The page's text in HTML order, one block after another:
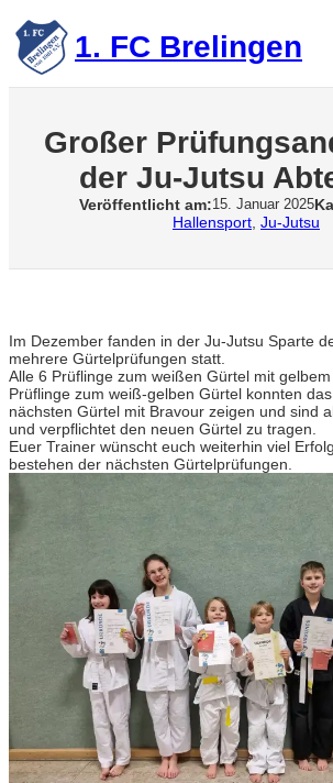
Zum
Inhalt
springen 1. FC Brelingen
Großer
der Ju-Jutsu
Veröffentlicht am:15. Januar 2025
Hallensport Ju-Jutsu
Im Dezember fanden in der Ju-Jutsu Sparte
mehrere Gürtelprüfungen statt.
Alle 6 Prüflinge zum weißen Gürtel mit
Prüflinge zum weiß-gelben Gürtel konnten
nächsten Gürtel mit Bravour zeigen und sind
und verpflichtet den neuen Gürtel zu tragen.
Euer Trainer wünscht euch weiterhin viel
bestehen der nächsten Gürtelprüfungen.